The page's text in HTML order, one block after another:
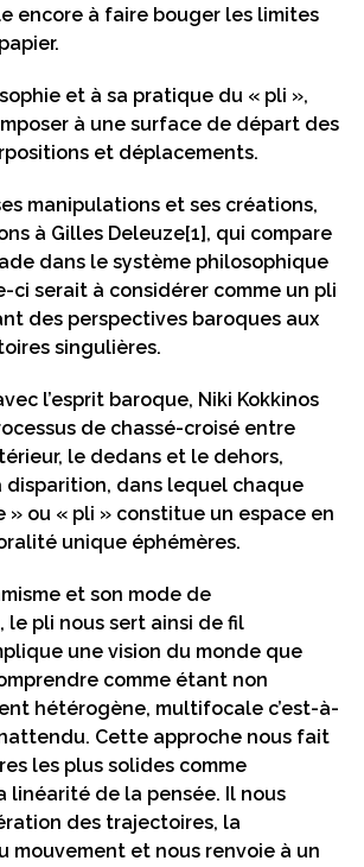
encore à faire bouger les limites
et à sa pratique du « pli »,
à une surface de départ des
et déplacements.
manipulations et ses créations,
à Gilles Deleuze[1] , qui compare
dans le système philosophique
ci serait à considérer comme un pli
des perspectives baroques aux
singulières.
l’esprit baroque, Niki Kokkinos
de chassé-croisé entre
le dedans et le dehors,
disparition, dans lequel chaque
» ou « pli » constitue un espace en
unique éphémères.
et son mode de
le pli nous sert ainsi de fil
une vision du monde que
comme étant non
hétérogène, multifocale c’est-à-
Cette approche nous fait
les plus solides comme
linéarité de la pensée. Il nous
des trajectoires, la
mouvement et nous renvoie à un